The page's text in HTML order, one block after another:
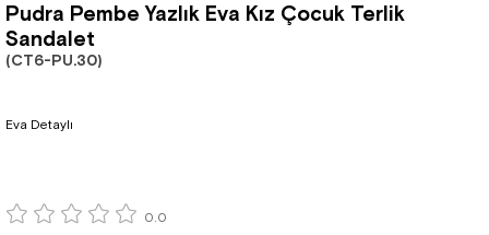
Pudra Pembe Yazlık Eva Kız Çocuk Terlik
Sandalet
(CT6-PU.30)
Eva Detaylı
0.0